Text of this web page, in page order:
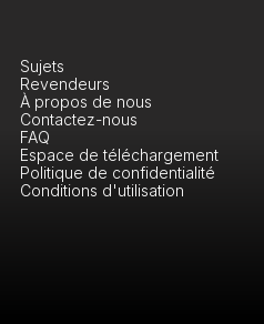
À propos de nous
Sujets
Revendeurs
Contactez-nous
FAQ
Espace de téléchargement
Politique de confidentialité
Conditions d'utilisation